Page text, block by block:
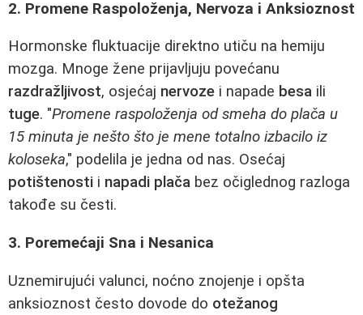
2. Promene Raspoloženja, Nervoza i Anksioznost
Hormonske fluktuacije direktno utiču na hemiju
mozga. Mnoge žene prijavljuju povećanu
razdražljivost, osjećaj nervoze i napade besa ili
tuge. "Promene raspoloženja od smeha do plača u
15 minuta je nešto što je mene totalno izbacilo iz
koloseka," podelila je jedna od nas. Osećaj
potištenosti i napadi plača bez očiglednog razloga
takođe su česti.
3. Poremećaji Sna i Nesanica
Uznemirujući valunci, noćno znojenje i opšta
anksioznost često dovode do otežanog